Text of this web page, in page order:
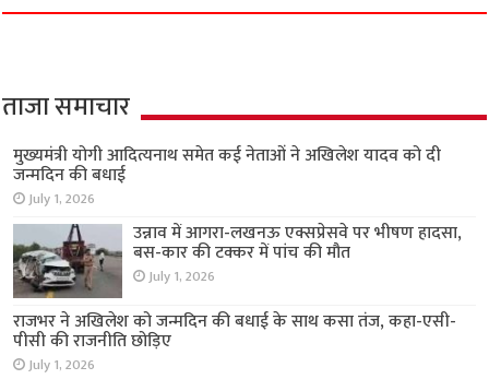
ताजा समाचार
मुख्यमंत्री योगी आदित्यनाथ समेत कई नेताओं ने अखिलेश यादव को दी
जन्मदिन की बधाई
July 1, 2026
उन्नाव में आगरा-लखनऊ एक्सप्रेसवे पर भीषण हादसा,
बस-कार की टक्कर में पांच की मौत
July 1, 2026
राजभर ने अखिलेश को जन्मदिन की बधाई के साथ कसा तंज, कहा-एसी-
पीसी की राजनीति छोड़िए
July 1, 2026